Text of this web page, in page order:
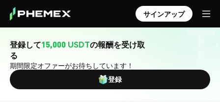
サインアップ
登録して15,000 USDTの報酬を受け取
る
期間限定オファーがお待ちしています！
登録